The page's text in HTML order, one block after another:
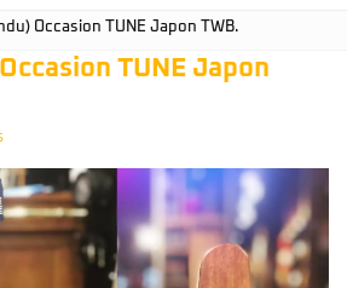
Occasion TUNE Japon TWB.
TUNE Japon